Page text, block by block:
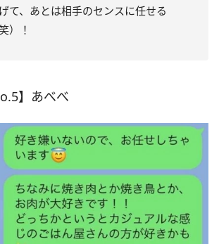
て、あとは相手のセンスに任せる
笑）！
】あべべ